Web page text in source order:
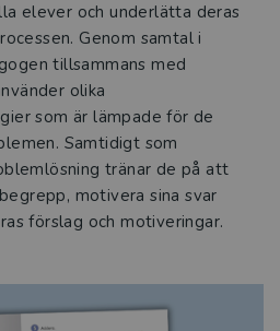
elever och underlätta deras
Genom samtal i
tillsammans med
olika
som är lämpade för de
Samtidigt som
tränar de på att
motivera sina svar
förslag och motiveringar.